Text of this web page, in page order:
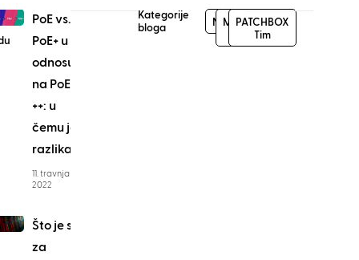
PoE vs.
PoE+ u
odnosu
na PoE
++: u
čemu je
razlika?
11. travnja
2022
Što je stalak
za
Kategorije
bloga
Novosti
Mreža
PATCHBOX
Tim